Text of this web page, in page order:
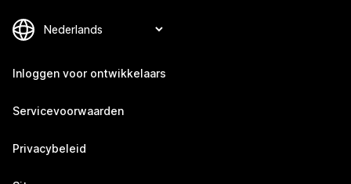
Inloggen voor ontwikkelaars
Servicevoorwaarden
Privacybeleid